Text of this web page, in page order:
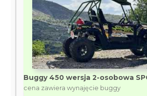
Buggy 450 wersja 2-osobowa
cena zawiera wynajęcie buggy